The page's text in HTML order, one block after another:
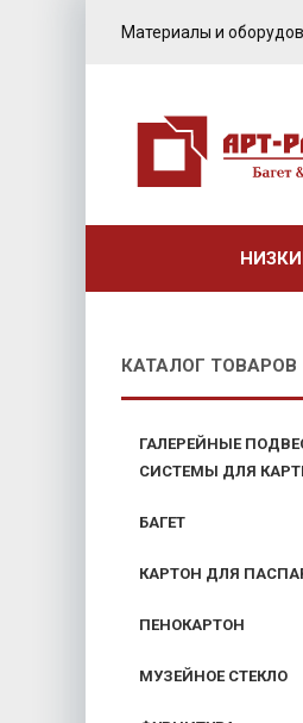
Материалы и
КАТАЛОГ ТОВАРОВ
ГАЛЕРЕЙНЫЕ
СИСТЕМЫ ДЛЯ
БАГЕТ
КАРТОН ДЛЯ
ПЕНОКАРТОН
МУЗЕЙНОЕ СТЕКЛО